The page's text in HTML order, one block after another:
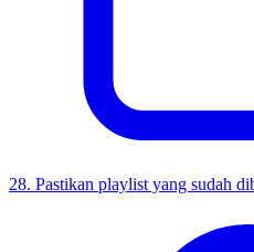
28. Pastikan playlist yang sudah